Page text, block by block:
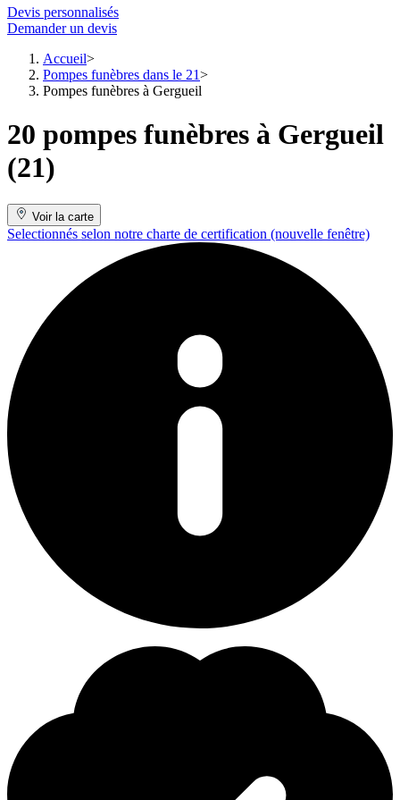
Devis personnalisés
Demander un devis
Accueil
Pompes funèbres dans le 21
Pompes funèbres à Gergueil
20 pompes funèbres à Gergueil
(21)
Voir la carte
Selectionnés selon notre charte de certification (nouvelle fenêtre)